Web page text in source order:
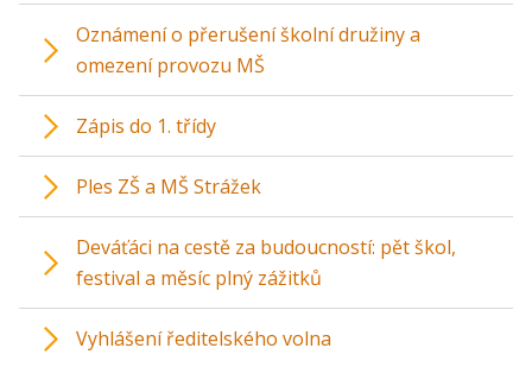
Oznámení o přerušení školní družiny a
omezení provozu MŠ
Zápis do 1. třídy
Ples ZŠ a MŠ Strážek
Deváťáci na cestě za budoucností: pět škol,
festival a měsíc plný zážitků
Vyhlášení ředitelského volna